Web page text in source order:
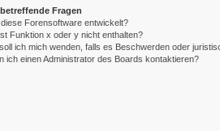
Fragen
Forensoftware entwickelt?
Funktion x oder y nicht enthalten?
ich mich wenden, falls es Beschwerden oder
ich einen Administrator des Boards kontaktieren?